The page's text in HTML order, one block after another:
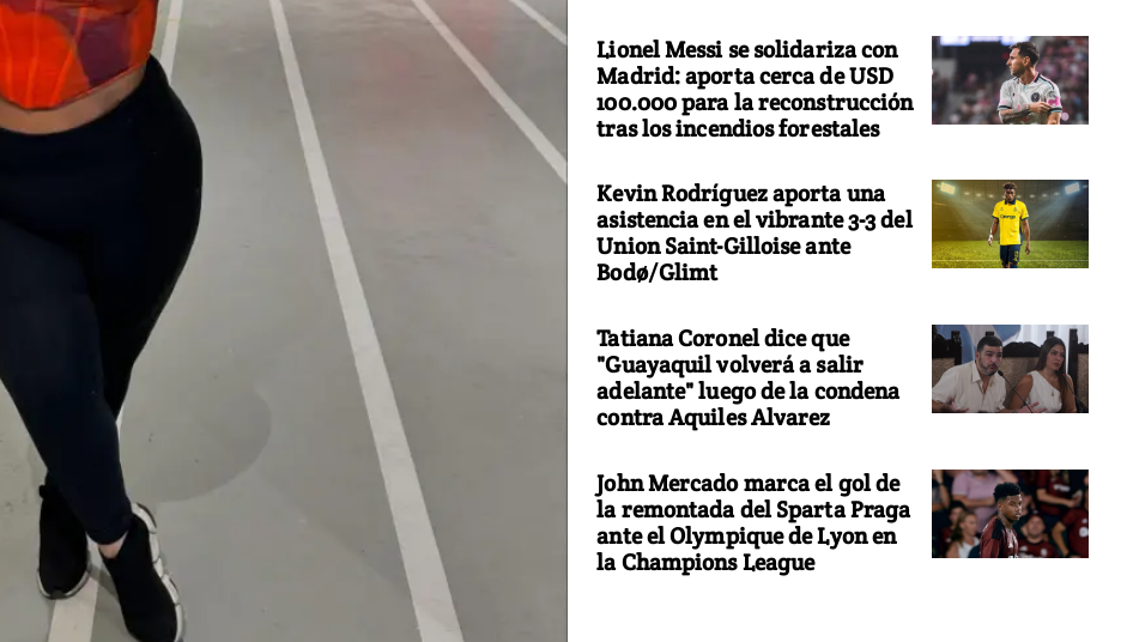
Lionel Messi se solidariza con
Madrid: aporta cerca de USD
100.000 para la reconstrucción
tras los incendios forestales
Kevin Rodríguez aporta una
asistencia en el vibrante 3-3 del
Union Saint-Gilloise ante
Bodø/Glimt
Tatiana Coronel dice que
"Guayaquil volverá a salir
adelante" luego de la condena
contra Aquiles Alvarez
John Mercado marca el gol de
la remontada del Sparta Praga
ante el Olympique de Lyon en
la Champions League